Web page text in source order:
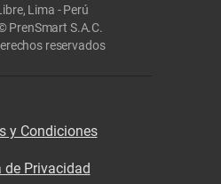
Lima - Perú
PrenSmart S.A.C.
reservados
y Condiciones
de Privacidad